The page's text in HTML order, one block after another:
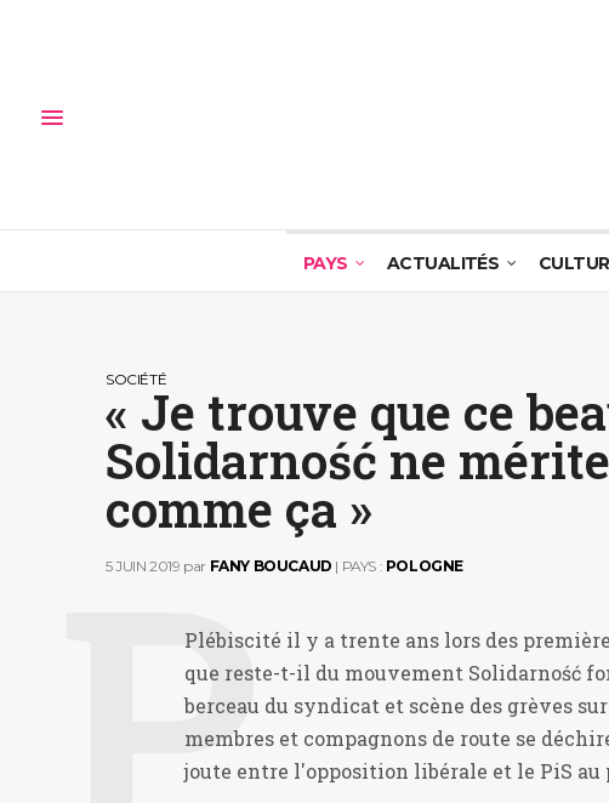
PAYS ACTUALITÉS
SOCIÉTÉ
« Je trouve que ce
Solidarność ne
comme ça »
5 JUIN 2019 par FANY BOUCAUD | PAYS : POLOGNE
Plébiscité il y a trente ans lors des
que reste-t-il du mouvement Solidarność
berceau du syndicat et scène des grèves
membres et compagnons de route se
joute entre l'opposition libérale et le PiS au